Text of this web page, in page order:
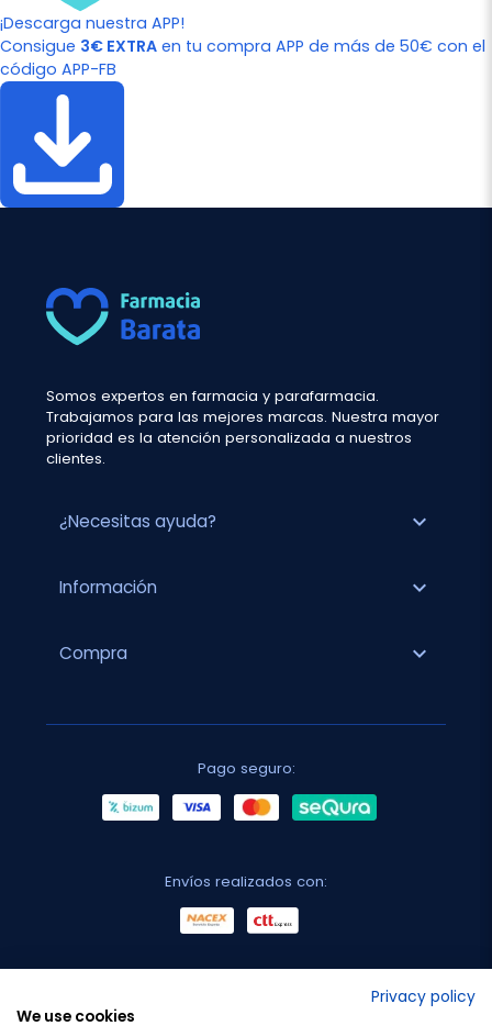
¡Descarga nuestra APP!
Consigue 3€ EXTRA en tu compra APP de más de 50€ con el
código APP-FB
Somos expertos en farmacia y parafarmacia.
Trabajamos para las mejores marcas. Nuestra mayor
prioridad es la atención personalizada a nuestros
clientes.
¿Necesitas ayuda? expand_more
Información expand_more
Compra expand_more
Pago seguro:
Envíos realizados con:
Privacy policy
We use cookies